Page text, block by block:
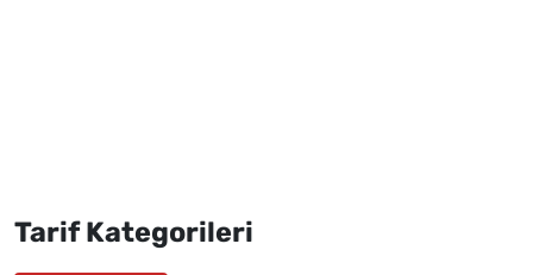
Tarif Kategorileri